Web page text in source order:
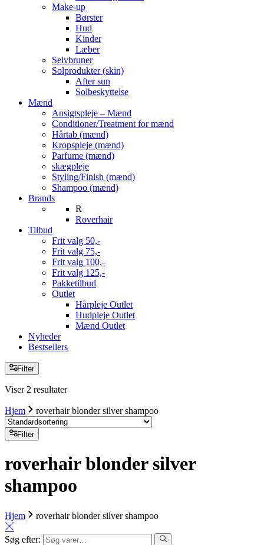
Make-up
Børster
Hud
Kinder
Læber
Selvbruner
Solprodukter (skin)
After sun
Solbeskyttelse
Mænd
Ansigtspleje – Mænd
Conditioner/Treatment for mænd
Hårtab (mænd)
Kropspleje (mænd)
Parfume (mænd)
skægpleje
Styling/Finish (mænd)
Shampoo (mænd)
Brands
R
Roverhair
Tilbud
Frit valg 50,-
Frit valg 75,-
Frit valg 100,-
Frit valg 125,-
Pakketilbud
Outlet
Hårpleje Outlet
Hudpleje Outlet
Mænd Outlet
Nyheder
Bestsellers
Filter
Viser 2 resultater
Hjem roverhair blonder silver shampoo
Filter
roverhair blonder silver
shampoo
Hjem roverhair blonder silver shampoo
Søg efter: